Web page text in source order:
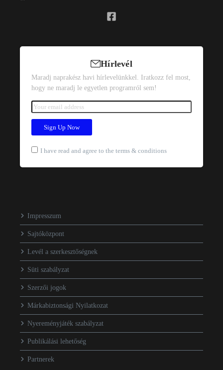
Hírlevél
Maradj naprakész havi hírlevelünkkel. Iratkozz fel most,
hogy ne maradj le egyetlen programról sem!
I have read and agree to the terms & conditions
Impresszum
Sajtóközpont
Levél a szerkesztőségnek
Süti szabályzat
Szerzői jogok
Márkabiztonsági Nyilatkozat
Nyereményjáték szabályzat
Publikálási lehetőség
Partnerek